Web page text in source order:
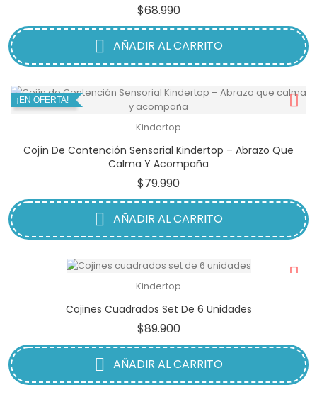
$68.990Precio
AÑADIR AL CARRITO
¡EN OFERTA!
Kindertop
Cojín De Contención Sensorial Kindertop – Abrazo Que
Calma Y Acompaña
$79.990
AÑADIR AL CARRITO
Kindertop
Cojines Cuadrados Set De 6 Unidades
$89.900Precio
AÑADIR AL CARRITO